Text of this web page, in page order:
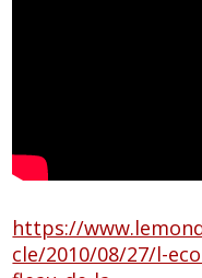
https://
cle/2010/08/27/l-